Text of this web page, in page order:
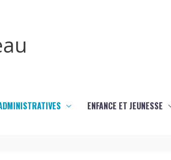
ENFANCE ET JEUNESSE